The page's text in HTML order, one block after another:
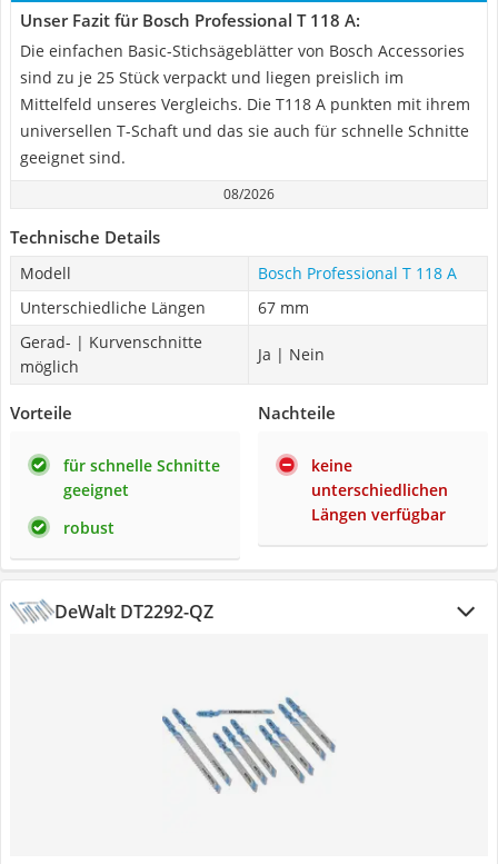
Unser Fazit für Bosch Professional T 118 A:
Die einfachen Basic-Stichsägeblätter von Bosch Accessories
sind zu je 25 Stück verpackt und liegen preislich im
Mittelfeld unseres Vergleichs. Die T118 A punkten mit ihrem
universellen T-Schaft und das sie auch für schnelle Schnitte
geeignet sind.
08/2026
Technische Details
Modell
Bosch Professional T 118 A
Unterschiedliche Längen
67 mm
Gerad- | Kurvenschnitte
möglich
Ja | Nein
Vorteile
für schnelle Schnitte
geeignet
robust
Nachteile
keine
unterschiedlichen
Längen verfügbar
DeWalt DT2292-QZ